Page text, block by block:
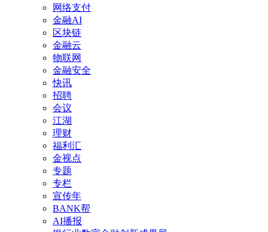
网络支付
金融AI
区块链
金融云
物联网
金融安全
快讯
招聘
会议
江湖
理财
福利汇
金视点
专题
专栏
宣传年
BANK帮
AI播报